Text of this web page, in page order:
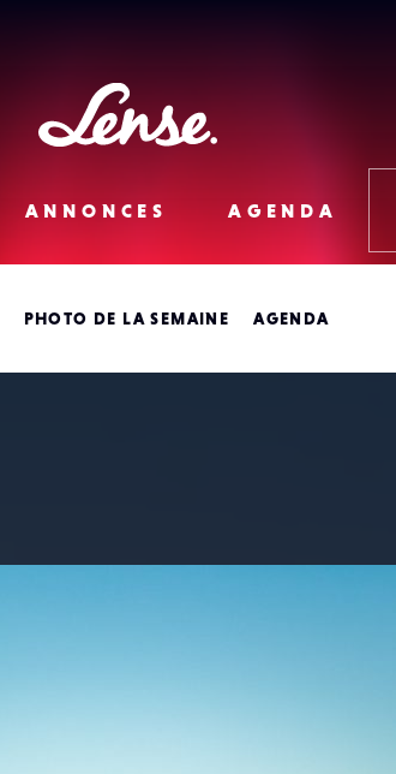
Lense
ANNONCES AGENDA
PHOTO DE LA SEMAINE AGENDA